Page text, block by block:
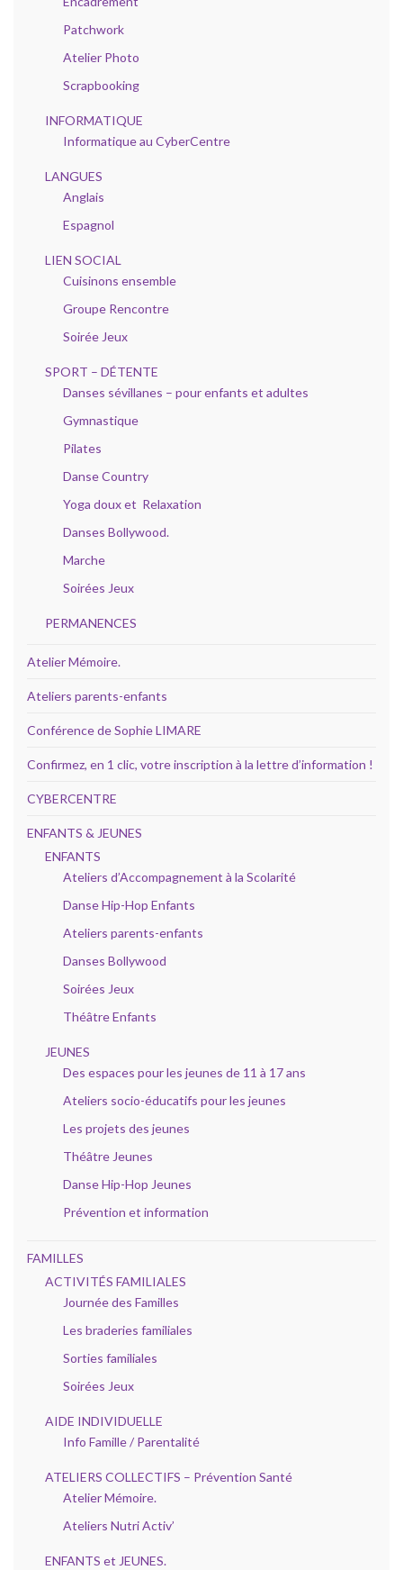
Patchwork
Atelier Photo
Scrapbooking
INFORMATIQUE
Informatique au CyberCentre
LANGUES
Anglais
Espagnol
LIEN SOCIAL
Cuisinons ensemble
Groupe Rencontre
Soirée Jeux
SPORT – DÉTENTE
Danses sévillanes – pour enfants et adultes
Gymnastique
Pilates
Danse Country
Yoga doux et Relaxation
Danses Bollywood.
Marche
Soirées Jeux
PERMANENCES
Atelier Mémoire.
Ateliers parents-enfants
Conférence de Sophie LIMARE
Confirmez, en 1 clic, votre inscription à la lettre d’information !
CYBERCENTRE
ENFANTS & JEUNES
ENFANTS
Ateliers d’Accompagnement à la Scolarité
Danse Hip-Hop Enfants
Ateliers parents-enfants
Danses Bollywood
Soirées Jeux
Théâtre Enfants
JEUNES
Des espaces pour les jeunes de 11 à 17 ans
Ateliers socio-éducatifs pour les jeunes
Les projets des jeunes
Théâtre Jeunes
Danse Hip-Hop Jeunes
Prévention et information
FAMILLES
ACTIVITÉS FAMILIALES
Journée des Familles
Les braderies familiales
Sorties familiales
Soirées Jeux
AIDE INDIVIDUELLE
Info Famille / Parentalité
ATELIERS COLLECTIFS – Prévention Santé
Atelier Mémoire.
Ateliers Nutri Activ’
ENFANTS et JEUNES.